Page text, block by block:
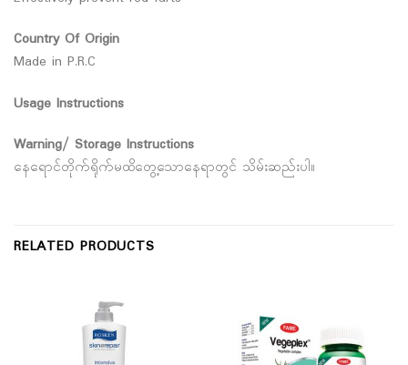
Country Of Origin
Made in P.R.C
Usage Instructions
Warning/ Storage Instructions
နေရောင်တိုက်ရိုက်မထိတွေ့သောနေရာတွင် သိမ်းဆည်းပါ။
RELATED PRODUCTS